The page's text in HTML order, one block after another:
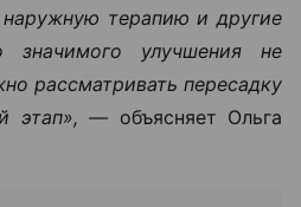
наружную терапию и другие
значимого улучшения не
рассматривать пересадку
этап», — объясняет Ольга